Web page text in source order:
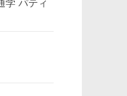
学 パティ